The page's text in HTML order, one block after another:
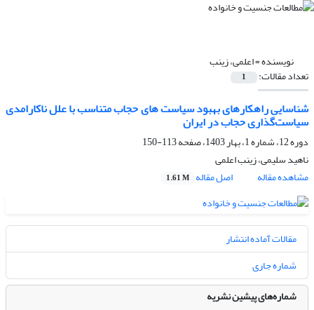
نویسنده =اعلمی، زینب
تعداد مقالات: 1
شناسایی راهکارهای بهبود سیاست های حجاب متناسب با علل ناکارامدی
سیاست‌گذاری حجاب در ایران
دوره 12، شماره 1، بهار 1403، صفحه
113-150
ناهید سلیمی، زینب اعلمی
مشاهده مقاله
اصل مقاله 1.61 M
مقالات آماده انتشار
شماره جاری
شماره‌های پیشین نشریه